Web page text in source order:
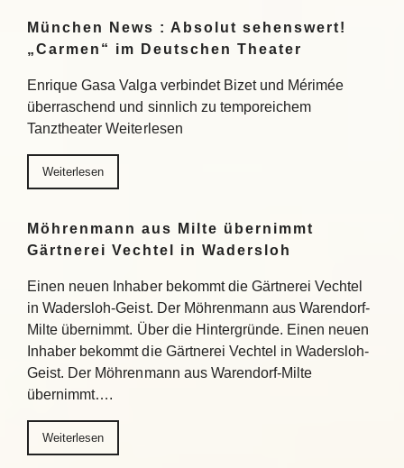
München News : Absolut sehenswert!
„Carmen“ im Deutschen Theater
Enrique Gasa Valga verbindet Bizet und Mérimée
überraschend und sinnlich zu temporeichem
Tanztheater Weiterlesen
Weiterlesen
Möhrenmann aus Milte übernimmt
Gärtnerei Vechtel in Wadersloh
Einen neuen Inhaber bekommt die Gärtnerei Vechtel
in Wadersloh-Geist. Der Möhrenmann aus Warendorf-
Milte übernimmt. Über die Hintergründe. Einen neuen
Inhaber bekommt die Gärtnerei Vechtel in Wadersloh-
Geist. Der Möhrenmann aus Warendorf-Milte
übernimmt….
Weiterlesen